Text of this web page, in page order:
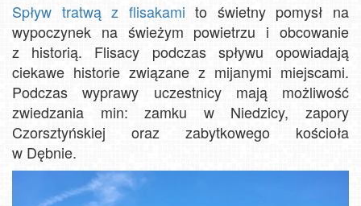
Spływ tratwą z flisakami to świetny pomysł na
wypoczynek na świeżym powietrzu i obcowanie
z historią. Flisacy podczas spływu opowiadają
ciekawe historie związane z mijanymi miejscami.
Podczas wyprawy uczestnicy mają możliwość
zwiedzania min: zamku w Niedzicy, zapory
Czorsztyńskiej oraz zabytkowego kościoła
w Dębnie.